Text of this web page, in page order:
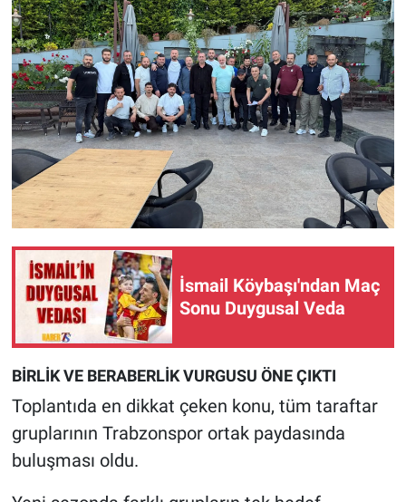
İsmail Köybaşı'ndan Maç
Sonu Duygusal Veda
BİRLİK VE BERABERLİK VURGUSU ÖNE ÇIKTI
Toplantıda en dikkat çeken konu, tüm taraftar
gruplarının Trabzonspor ortak paydasında
buluşması oldu.